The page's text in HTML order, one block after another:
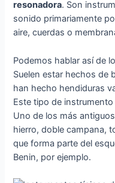
resonadora. Son
sonido primariamente
aire, cuerdas o
Podemos hablar así de
Suelen estar hechos de
han hecho hendiduras
Este tipo de
Uno de los más
hierro, doble campana,
que forma parte del
Benin, por ejemplo.